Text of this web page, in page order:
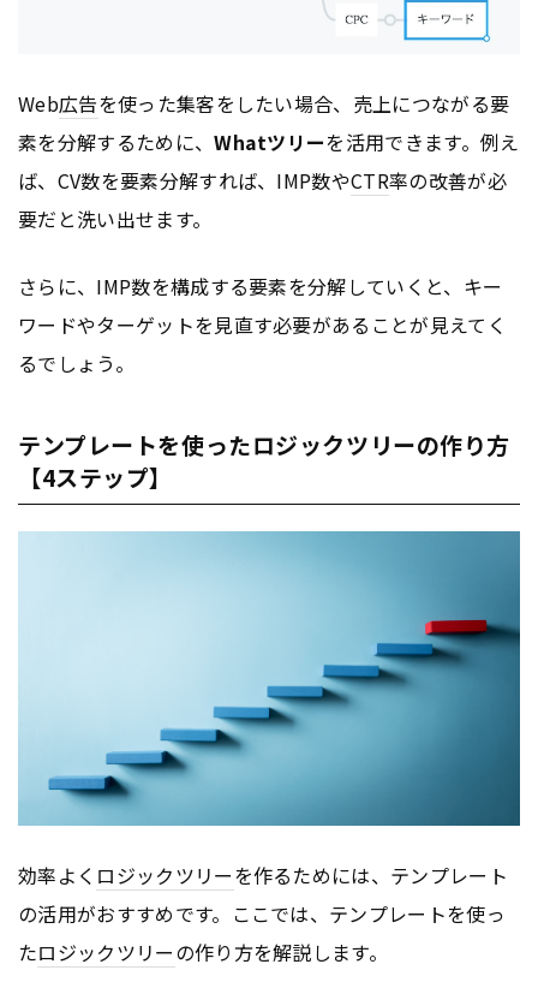
Web広告を使った集客をしたい場合、売上につながる要
素を分解するために、Whatツリーを活用できます。例え
ば、CV数を要素分解すれば、IMP数やCTR率の改善が必
要だと洗い出せます。
さらに、IMP数を構成する要素を分解していくと、キー
ワードやターゲットを見直す必要があることが見えてく
るでしょう。
テンプレートを使ったロジックツリーの作り方
【4ステップ】
効率よく ロジックツリーを作るためには、テンプレート
の活用がおすすめです。ここでは、テンプレートを使っ
たロジックツリーの作り方を解説します。